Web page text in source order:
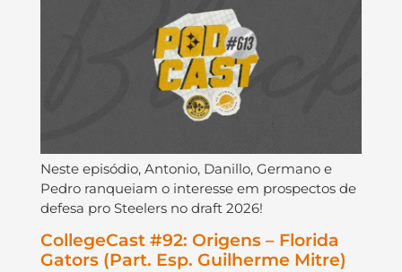
Neste episódio, Antonio, Danillo, Germano e
Pedro ranqueiam o interesse em prospectos de
defesa pro Steelers no draft 2026!
CollegeCast #92: Origens – Florida
Gators (Part. Esp. Guilherme Mitre)